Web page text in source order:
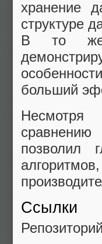
хранение
структуре
В то же
больший
Несмотря
позволил
Ссылки